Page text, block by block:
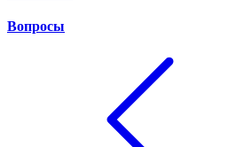
Вопросы